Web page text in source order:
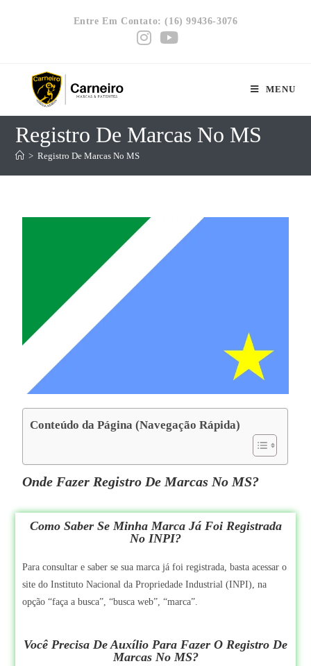
Entre Em Contato: (16) 99436-3076
MENU
Registro De Marcas No MS
> Registro De Marcas No MS
Conteúdo da Página (Navegação Rápida)
Onde Fazer Registro De Marcas No MS?
Como Saber Se Minha Marca Já Foi Registrada
No INPI?
Para consultar e saber se sua marca já foi registrada, basta acessar o
site do Instituto Nacional da Propriedade Industrial (INPI), na
opção “faça a busca”, “busca web”, “marca”.
Você Precisa De Auxílio Para Fazer O Registro De
Marcas No MS?